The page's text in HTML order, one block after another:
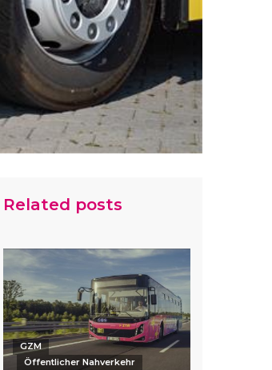
Related posts
GZM
Öffentlicher Nahverkehr